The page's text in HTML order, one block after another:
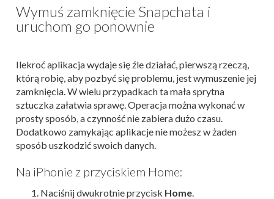
Wymuś zamknięcie Snapchata i
uruchom go ponownie
Ilekroć aplikacja wydaje się źle działać, pierwszą rzeczą,
którą robię, aby pozbyć się problemu, jest wymuszenie jej
zamknięcia. W wielu przypadkach ta mała sprytna
sztuczka załatwia sprawę. Operacja można wykonać w
prosty sposób, a czynność nie zabiera dużo czasu.
Dodatkowo zamykając aplikacje nie możesz w żaden
sposób uszkodzić swoich danych.
Na iPhonie z przyciskiem Home:
Naciśnij dwukrotnie przycisk Home.